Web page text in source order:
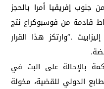
جنوب إفريقيا أمرا بالحجز
قادمة من فوسبوكراع نتج
“.وارتكز هذا القرار
.
أقرت المحكمة بالإحالة على البت في
الدولي للقضية، مخولة